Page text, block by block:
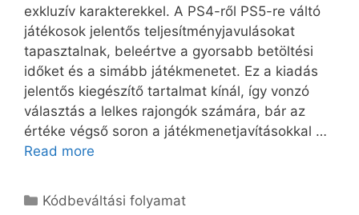
exkluzív karakterekkel. A PS4-ről PS5-re váltó
játékosok jelentős teljesítményjavulásokat
tapasztalnak, beleértve a gyorsabb betöltési
időket és a simább játékmenetet. Ez a kiadás
jelentős kiegészítő tartalmat kínál, így vonzó
választás a lelkes rajongók számára, bár az
értéke végső soron a játékmenetjavításokkal …
Read more
Categories
Kódbeváltási folyamat